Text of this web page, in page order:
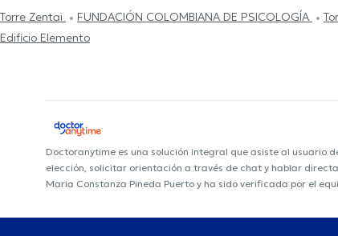
Torre Zentai
FUNDACIÓN COLOMBIANA DE PSICOLOGÍA
Edificio Elemento
Doctoranytime es una solución integral que asiste al usuario
elección, solicitar orientación a través de chat y hablar
Maria Constanza Pineda Puerto y ha sido verificada por el